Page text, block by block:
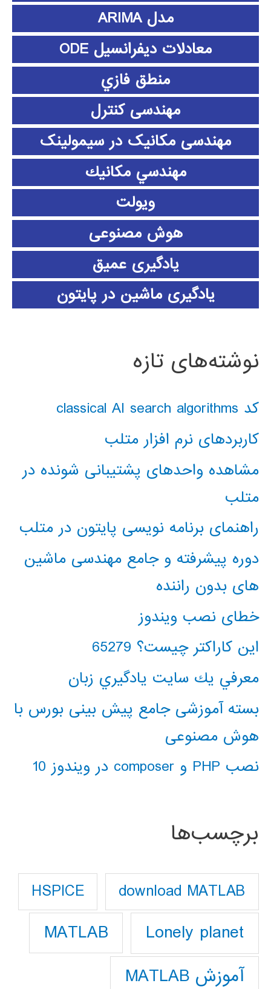
مدل ARIMA
معادلات دیفرانسیل ODE
منطق فازي
مهندسی کنترل
مهندسی مکانیک در سیمولینک
مهندسي مكانيك
ویولت
هوش مصنوعی
یادگیری عمیق
یادگیری ماشین در پایتون
نوشته‌های تازه
کد classical AI search algorithms
کاربردهای نرم افزار متلب
مشاهده واحدهای پشتیبانی شونده در
متلب
راهنمای برنامه نویسی پایتون در متلب
دوره پیشرفته و جامع مهندسی ماشین
های بدون راننده
خطای نصب ویندوز
این کاراکتر چیست؟ 65279
معرفي يك سايت يادگيري زبان
بسته آموزشی جامع پیش بینی بورس با
هوش مصنوعی
نصب PHP و composer در ویندوز 10
برچسب‌ها
download MATLAB
HSPICE
Lonely planet
MATLAB
آموزش MATLAB